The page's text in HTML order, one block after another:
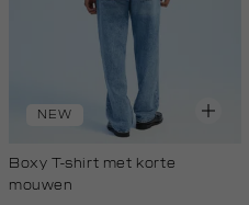
NEW
Boxy T-shirt met korte
mouwen